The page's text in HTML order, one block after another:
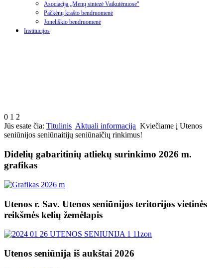
Asociacija „Menų sintezė Vaikutėnuose"
Pačkėnų krašto bendruomenė
Joneliškio bendruomenė
Institucijos
0 1 2
Jūs esate čia: Titulinis Aktuali informacija Kviečiame į Utenos
seniūnijos seniūnaitijų seniūnaičių rinkimus!
Didelių gabaritinių atliekų surinkimo 2026 m.
grafikas
Utenos r. Sav. Utenos seniūnijos teritorijos vietinės
reikšmės kelių žemėlapis
Utenos seniūnija iš aukštai 2026